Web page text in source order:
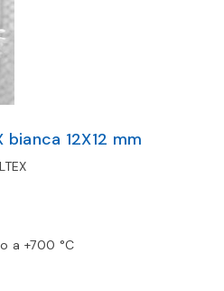
bianca 12X12 mm
a +700 °C